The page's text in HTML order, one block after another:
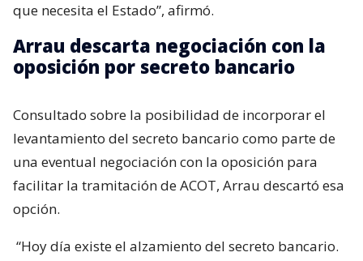
que necesita el Estado”, afirmó.
Arrau descarta negociación con la
oposición por secreto bancario
Consultado sobre la posibilidad de incorporar el
levantamiento del secreto bancario como parte de
una eventual negociación con la oposición para
facilitar la tramitación de ACOT, Arrau descartó esa
opción.
“Hoy día existe el alzamiento del secreto bancario.